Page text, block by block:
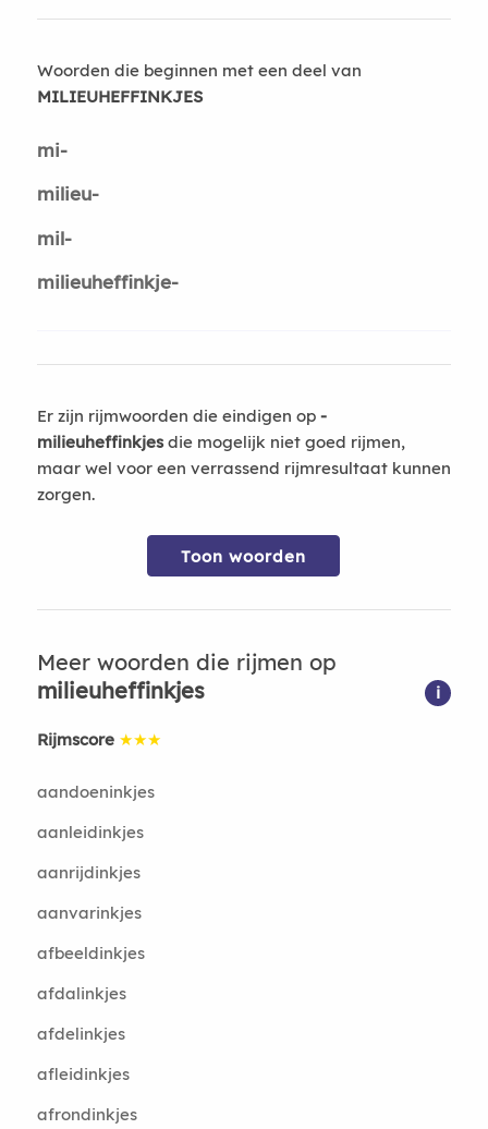
Woorden die beginnen met een deel van
MILIEUHEFFINKJES
mi-
milieu-
mil-
milieuheffinkje-
Er zijn rijmwoorden die eindigen op -
milieuheffinkjesdie mogelijk niet goed rijmen,
maar wel voor een verrassend rijmresultaat kunnen
zorgen.
Toon woorden
Meer woorden die rijmen op
milieuheffinkjes
i
Rijmscore ★★★
aandoeninkjes
aanleidinkjes
aanrijdinkjes
aanvarinkjes
afbeeldinkjes
afdalinkjes
afdelinkjes
afleidinkjes
afrondinkjes